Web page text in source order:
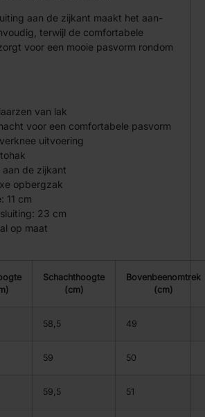
aan de zijkant maakt het aan-
terwijl de comfortabele
voor een mooie pasvorm rondom
van lak
voor een comfortabele pasvorm
uitvoering
aan de zijkant
opbergzak
11 cm
23 cm
op maat
Schachthoogte
(cm)
Bovenbeenomtrek
(cm)
58,5 49
59 50
59,5 51